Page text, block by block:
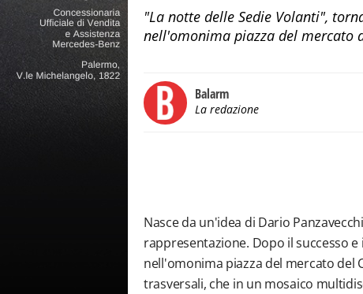
"La notte delle Sedie Volanti",
nell'omonima piazza del mercato
Balarm
La redazione
Nasce da un'idea di Dario
rappresentazione. Dopo il successo
nell'omonima piazza del mercato del
trasversali, che in un mosaico